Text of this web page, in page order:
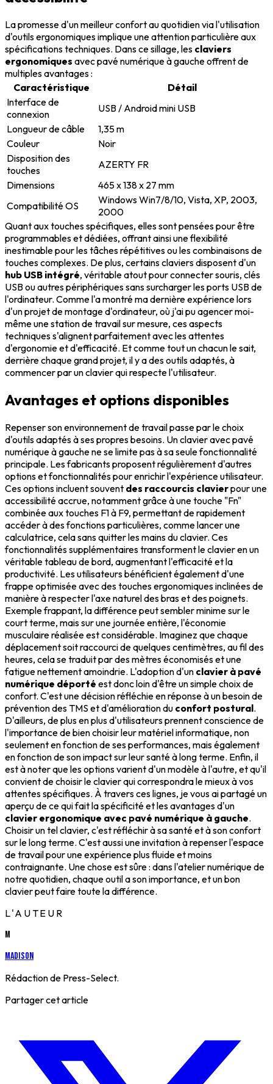
La promesse d'un meilleur confort au quotidien via l'utilisation
d'outils ergonomiques implique une attention particulière aux
spécifications techniques. Dans ce sillage, les claviers
ergonomiques avec pavé numérique à gauche offrent de
multiples avantages :
Caractéristique
Détail
Interface de
connexion
USB / Android mini USB
Longueur de câble
1,35 m
Couleur
Noir
Disposition des
touches
AZERTY FR
Dimensions
465 x 138 x 27 mm
Compatibilité OS
Windows Win7/8/10, Vista, XP, 2003,
2000
Quant aux touches spécifiques, elles sont pensées pour être
programmables et dédiées, offrant ainsi une flexibilité
inestimable pour les tâches répétitives ou les combinaisons de
touches complexes. De plus, certains claviers disposent d'un
hub USB intégré, véritable atout pour connecter souris, clés
USB ou autres périphériques sans surcharger les ports USB de
l'ordinateur. Comme l'a montré ma dernière expérience lors
d'un projet de montage d'ordinateur, où j'ai pu agencer moi-
même une station de travail sur mesure, ces aspects
techniques s'alignent parfaitement avec les attentes
d'ergonomie et d'efficacité. Et comme tout un chacun le sait,
derrière chaque grand projet, il y a des outils adaptés, à
commencer par un clavier qui respecte l'utilisateur.
Avantages et options disponibles
Repenser son environnement de travail passe par le choix
d'outils adaptés à ses propres besoins. Un clavier avec pavé
numérique à gauche ne se limite pas à sa seule fonctionnalité
principale. Les fabricants proposent régulièrement d'autres
options et fonctionnalités pour enrichir l'expérience utilisateur.
Ces options incluent souvent des raccourcis clavierpour une
accessibilité accrue, notamment grâce à une touche "Fn"
combinée aux touches F1 à F9, permettant de rapidement
accéder à des fonctions particulières, comme lancer une
calculatrice, cela sans quitter les mains du clavier. Ces
fonctionnalités supplémentaires transforment le clavier en un
véritable tableau de bord, augmentant l'efficacité et la
productivité. Les utilisateurs bénéficient également d'une
frappe optimisée avec des touches ergonomiques inclinées de
manière à respecter l'axe naturel des bras et des poignets.
Exemple frappant, la différence peut sembler minime sur le
court terme, mais sur une journée entière, l'économie
musculaire réalisée est considérable. Imaginez que chaque
déplacement soit raccourci de quelques centimètres, au fil des
heures, cela se traduit par des mètres économisés et une
fatigue nettement amoindrie. L'adoption d'un clavier à pavé
numérique déporté est donc loin d'être un simple choix de
confort. C'est une décision réfléchie en réponse à un besoin de
prévention des TMS et d'amélioration du confort postural.
D'ailleurs, de plus en plus d'utilisateurs prennent conscience de
l'importance de bien choisir leur matériel informatique, non
seulement en fonction de ses performances, mais également
en fonction de son impact sur leur santé à long terme. Enfin, il
est à noter que les options varient d'un modèle à l'autre, et qu'il
convient de choisir le clavier qui correspondra le mieux à vos
attentes spécifiques. À travers ces lignes, je vous ai partagé un
aperçu de ce qui fait la spécificité et les avantages d'un
clavier ergonomique avec pavé numérique à gauche.
Choisir un tel clavier, c'est réfléchir à sa santé et à son confort
sur le long terme. C'est aussi une invitation à repenser l'espace
de travail pour une expérience plus fluide et moins
contraignante. Une chose est sûre : dans l'atelier numérique de
notre quotidien, chaque outil a son importance, et un bon
clavier peut faire toute la différence.
L'AUTEUR
M
Madison
Rédaction de Press-Select.
Partager cet article